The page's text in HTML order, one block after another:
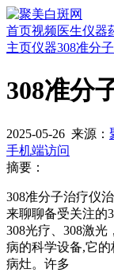
首页视频医生仪器
主页仪器308准分
308准分
2025-05-26 来源：
手机端访问
摘要：
308准分子治疗仪
来聊聊备受关注的
308光疗、308激
病的科学设备,它
病灶。许多